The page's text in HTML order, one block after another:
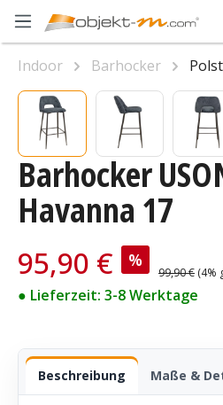
Zum Hauptinhalt springen
Barhocker
Havanna 17
Verkaufspreis:
95,90 € %
Regulärer
99,90 € (4%
● Lieferzeit: 3-8 Werktage
Beschreibung Maße &
Indoor Barhocker
Bildergalerie überspringen